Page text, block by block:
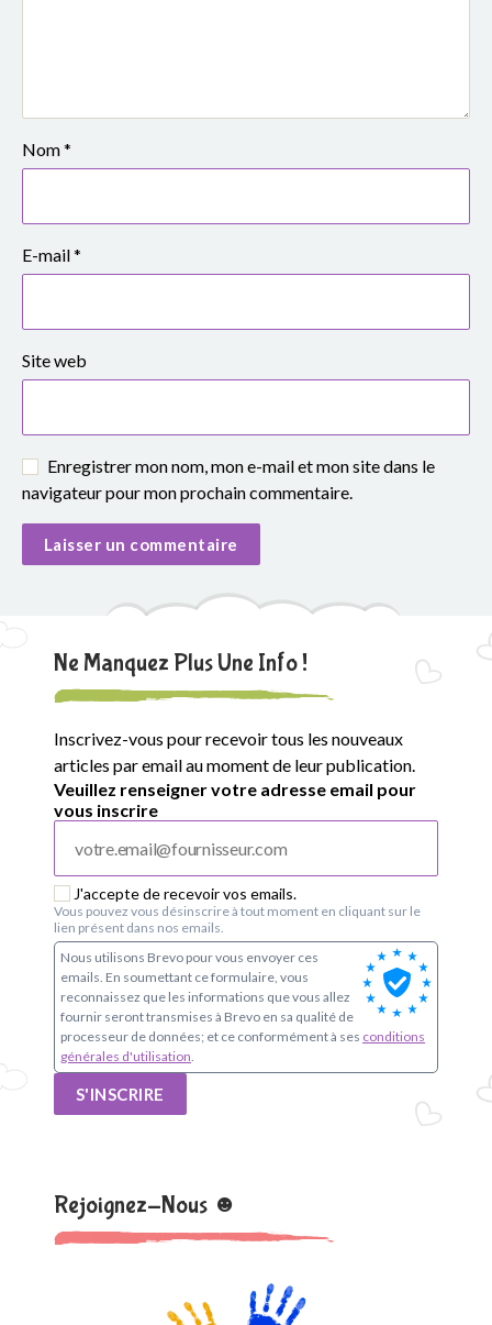
i
r
S
i
m
o
n
e
V
e
Nom*
E-mail*
Site web
Enregistrer mon nom, mon e-mail et mon site dans le
navigateur pour mon prochain commentaire.
Ne Manquez Plus Une Info !
Inscrivez-vous pour recevoir tous les nouveaux
articles par email au moment de leur publication.
Veuillez renseigner votre adresse email pour
vous inscrire
J'accepte de recevoir vos emails.
Vous pouvez vous désinscrire à tout moment en cliquant sur le
lien présent dans nos emails.
Nous utilisons Brevo pour vous envoyer ces
emails. En soumettant ce formulaire, vous
reconnaissez que les informations que vous allez
fournir seront transmises à Brevo en sa qualité de
processeur de données; et ce conformément à ses conditions
générales d'utilisation.
S'INSCRIRE
Rejoignez-Nous ☻